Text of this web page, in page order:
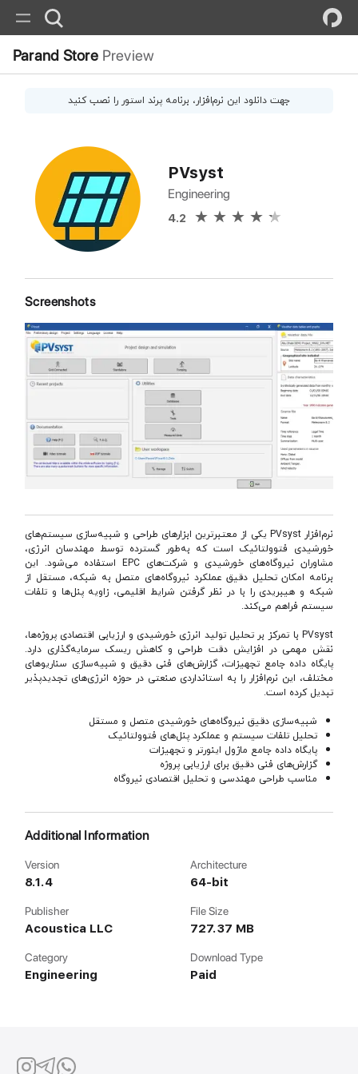
Parand Store Preview
جهت دانلود این نرم‌افزار، برنامه پرند استور را نصب کنید
PVsyst
Engineering
4.2
Screenshots
نرم‌افزار PVsyst یکی از معتبرترین ابزارهای طراحی و شبیه‌سازی سیستم‌های
خورشیدی فتوولتائیک است که به‌طور گسترده توسط مهندسان انرژی،
مشاوران نیروگاه‌های خورشیدی و شرکت‌های EPC استفاده می‌شود. این
برنامه امکان تحلیل دقیق عملکرد نیروگاه‌های متصل به شبکه، مستقل از
شبکه و هیبریدی را با در نظر گرفتن شرایط اقلیمی، زاویه پنل‌ها و تلفات
سیستم فراهم می‌کند.
PVsyst با تمرکز بر تحلیل تولید انرژی خورشیدی و ارزیابی اقتصادی پروژه‌ها،
نقش مهمی در افزایش دقت طراحی و کاهش ریسک سرمایه‌گذاری دارد.
پایگاه داده جامع تجهیزات، گزارش‌های فنی دقیق و شبیه‌سازی سناریوهای
مختلف، این نرم‌افزار را به استانداردی صنعتی در حوزه انرژی‌های تجدیدپذیر
تبدیل کرده است.
شبیه‌سازی دقیق نیروگاه‌های خورشیدی متصل و مستقل
تحلیل تلفات سیستم و عملکرد پنل‌های فتوولتائیک
پایگاه داده جامع ماژول اینورتر و تجهیزات
گزارش‌های فنی دقیق برای ارزیابی پروژه
مناسب طراحی مهندسی و تحلیل اقتصادی نیروگاه
Additional Information
Version
8.1.4
Architecture
64-bit
Publisher
Acoustica LLC
File Size
727.37 MB
Category
Engineering
Download Type
Paid